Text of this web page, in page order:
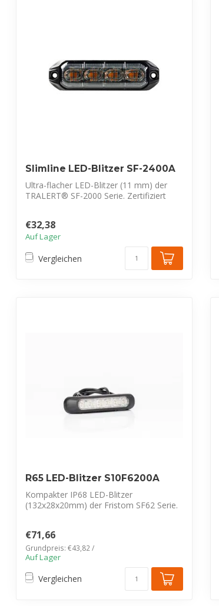
Slimline LED-Blitzer SF-2400A
Ultra-flacher LED-Blitzer (11 mm) der
TRALERT® SF-2000 Serie. Zertifiziert
€32,38
Auf Lager
Vergleichen
R65 LED-Blitzer S10F6200A
Kompakter IP68 LED-Blitzer
(132x28x20mm) der Fristom SF62 Serie.
€71,66
Grundpreis: €43,82 /
Auf Lager
Vergleichen